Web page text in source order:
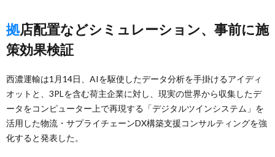
拠店配置などシミュレーション、事前に施
策効果検証
西濃運輸は1月14日、AIを駆使したデータ分析を手掛けるアイディ
オットと、3PLを含む荷主企業に対し、現実の世界から収集したデ
ータをコンピューター上で再現する「デジタルツインシステム」を
活用した物流・サプライチェーンDX構築支援コンサルティングを強
化すると発表した。